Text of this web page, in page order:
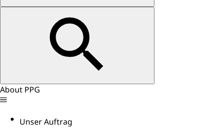
About PPG
Unser Auftrag